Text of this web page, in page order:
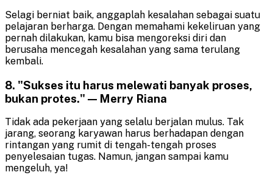
Selagi berniat baik, anggaplah kesalahan sebagai suatu
pelajaran berharga. Dengan memahami kekeliruan yang
pernah dilakukan, kamu bisa mengoreksi diri dan
berusaha mencegah kesalahan yang sama terulang
kembali.
8. "Sukses itu harus melewati banyak proses,
bukan protes." — Merry Riana
Tidak ada pekerjaan yang selalu berjalan mulus. Tak
jarang, seorang karyawan harus berhadapan dengan
rintangan yang rumit di tengah-tengah proses
penyelesaian tugas. Namun, jangan sampai kamu
mengeluh, ya!